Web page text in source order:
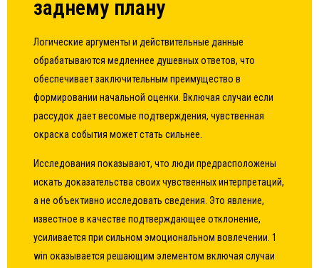
заднему плану
Логические аргументы и действительные данные
обрабатываются медленнее душевных ответов, что
обеспечивает заключительным преимущество в
формировании начальной оценки. Включая случаи если
рассудок дает весомые подтверждения, чувственная
окраска события может стать сильнее.
Исследования показывают, что люди предрасположены
искать доказательства своих чувственных интерпретаций,
а не объективно исследовать сведения. Это явление,
известное в качестве подтверждающее отклонение,
усиливается при сильном эмоциональном вовлечении. 1
win оказывается решающим элементом включая случаи